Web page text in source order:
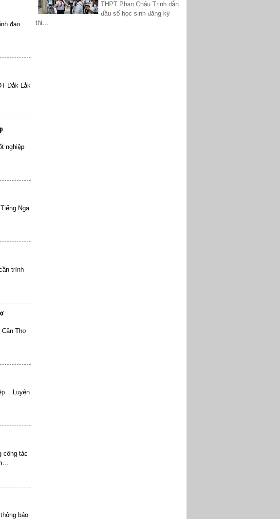
đạo
Đắk Lắk
nghiệp
Nga
trình
Cần Thơ
Luyện
công tác
báo
THPT Phan Châu Trinh dẫn
đầu số học sinh đăng ký
thi...